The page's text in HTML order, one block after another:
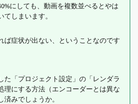
にしても、動画を複数並べるとやは
てしまいます。
ば症状が出ない、ということなのです
た「プロジェクト設定」の「レンダラ
理にする方法（エンコーダーとは異な
みでしょうか。